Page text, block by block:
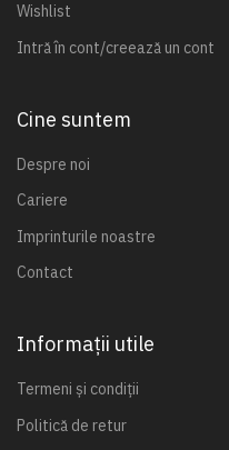
Wishlist
Intră în cont/creează un cont
Cine suntem
Despre noi
Cariere
Imprinturile noastre
Contact
Informații utile
Termeni și condiții
Politică de retur